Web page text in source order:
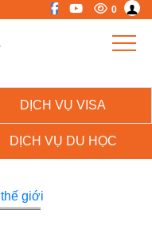
0
DỊCH VỤ VISA
DỊCH VỤ DU HỌC
giới